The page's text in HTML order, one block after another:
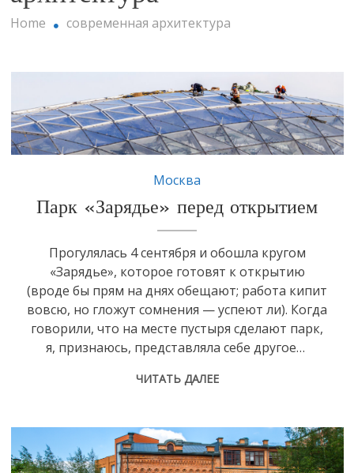
Home современная архитектура
Москва
Парк «Зарядье» перед открытием
Прогулялась 4 сентября и обошла кругом
«Зарядье», которое готовят к открытию
(вроде бы прям на днях обещают; работа кипит
вовсю, но гложут сомнения — успеют ли). Когда
говорили, что на месте пустыря сделают парк,
я, признаюсь, представляла себе другое…
ЧИТАТЬ ДАЛЕЕ